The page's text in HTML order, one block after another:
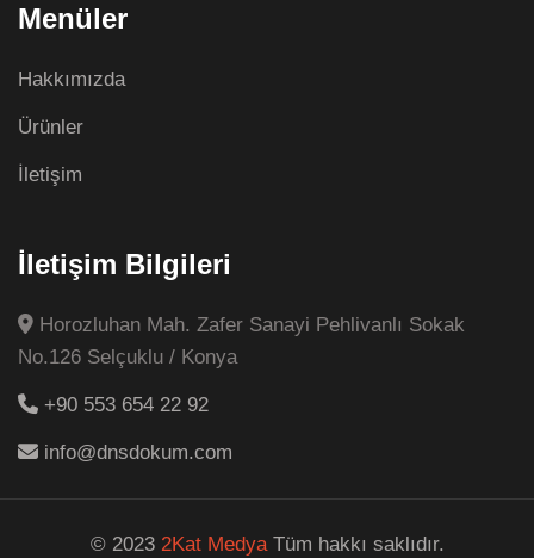
Menüler
Hakkımızda
Ürünler
İletişim
İletişim Bilgileri
Horozluhan Mah. Zafer Sanayi Pehlivanlı Sokak
No.126 Selçuklu / Konya
+90 553 654 22 92
info@dnsdokum.com
© 2023 2Kat MedyaTüm hakkı saklıdır.